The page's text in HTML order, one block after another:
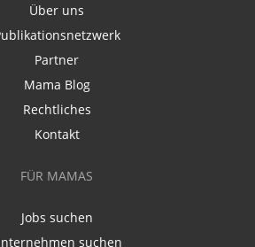
Über uns
Partner
Mama Blog
Rechtliches
Kontakt
FÜR MAMAS
Jobs suchen
suchen